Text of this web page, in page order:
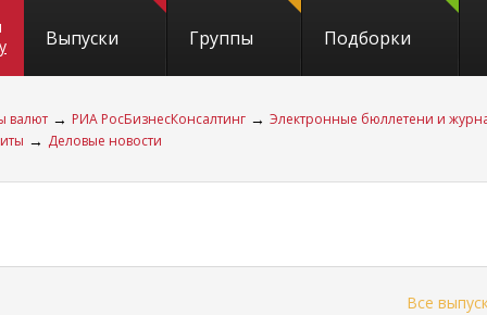
Выпуски Группы Подборки
валют → РИА РосБизнесКонсалтинг → Электронные бюллетени и
→ Деловые новости
Все